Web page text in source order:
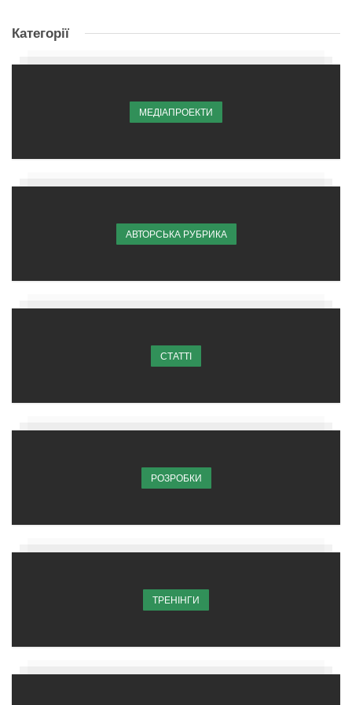
Категорії
МЕДІАПРОЕКТИ
АВТОРСЬКА РУБРИКА
СТАТТІ
РОЗРОБКИ
ТРЕНІНГИ